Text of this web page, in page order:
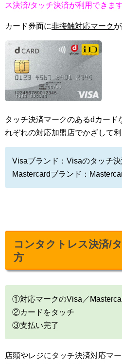
ス決済/タッチ決済が利用できま
カード券面に非接触対応マーク
タッチ決済マークのあるdカード
れぞれの対応加盟店でかざして利
Visaブランド：Visaのタッチ決
Mastercardブランド：
コンタクトレス決済/
方
①対応マークのVisa／
②カードをタッチ
③支払い完了
店頭やレジにタッチ決済対応マ